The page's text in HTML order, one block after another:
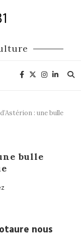
: une bulle
bulle
nous